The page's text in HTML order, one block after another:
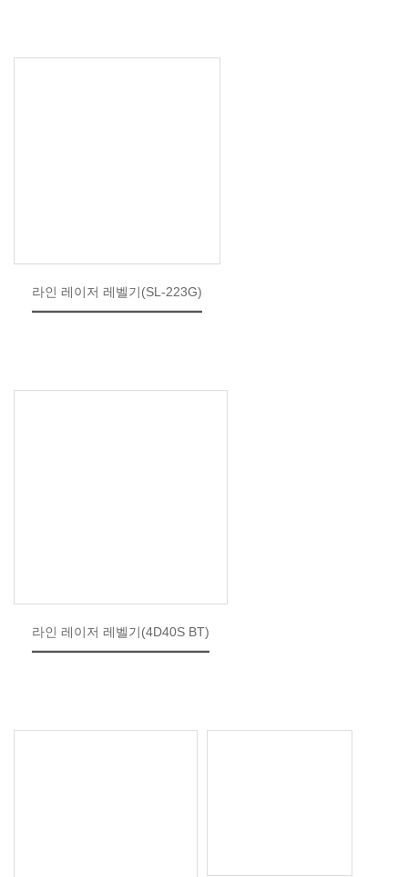
라인 레이저 레벨기(SL-223G)
라인 레이저 레벨기(4D40S BT)